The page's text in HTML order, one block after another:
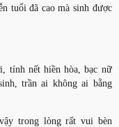
tuổi đã cao mà sinh được
tính nết hiền hòa, bạc nữ
trần ai không ai bằng
trong lòng rất vui bèn